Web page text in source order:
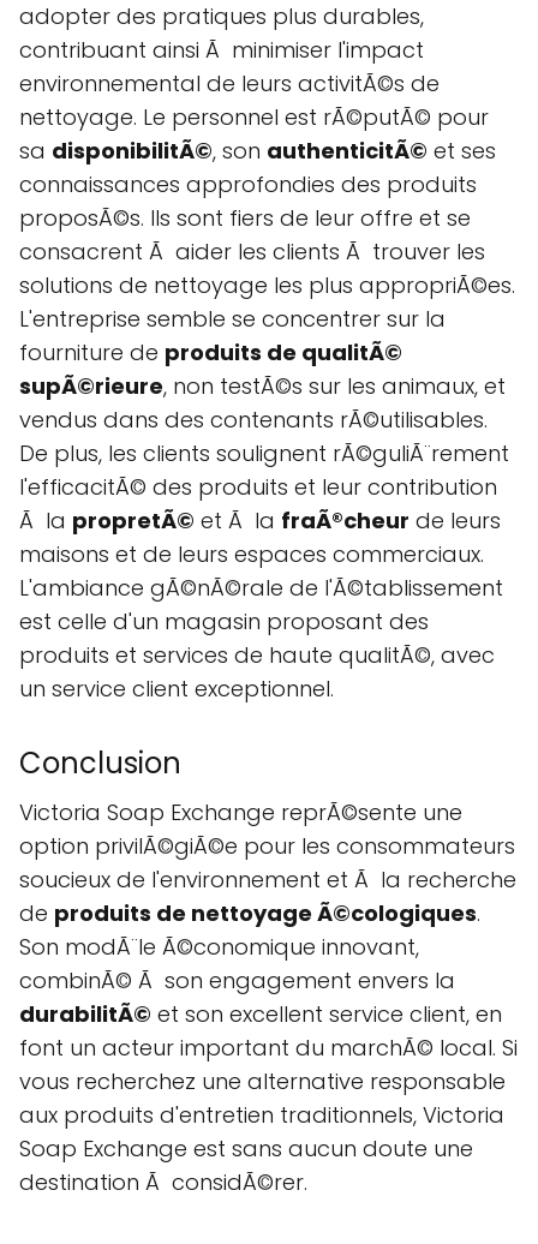
adopter des pratiques plus durables,
contribuant ainsi Ã minimiser l'impact
environnemental de leurs activitÃ©s de
nettoyage. Le personnel est rÃ©putÃ© pour
sa disponibilitÃ©, son authenticitÃ© et ses
connaissances approfondies des produits
proposÃ©s. Ils sont fiers de leur offre et se
consacrent Ã aider les clients Ã trouver les
solutions de nettoyage les plus appropriÃ©es.
L'entreprise semble se concentrer sur la
fourniture de produits de qualitÃ©
supÃ©rieure, non testÃ©s sur les animaux, et
vendus dans des contenants rÃ©utilisables.
De plus, les clients soulignent rÃ©guliÃ¨rement
l'efficacitÃ© des produits et leur contribution
Ã la propretÃ© et Ã la fraÃ®cheur de leurs
maisons et de leurs espaces commerciaux.
L'ambiance gÃ©nÃ©rale de l'Ã©tablissement
est celle d'un magasin proposant des
produits et services de haute qualitÃ©, avec
un service client exceptionnel.
Conclusion
Victoria Soap Exchange reprÃ©sente une
option privilÃ©giÃ©e pour les consommateurs
soucieux de l'environnement et Ã la recherche
de produits de nettoyage Ã©cologiques.
Son modÃ¨le Ã©conomique innovant,
combinÃ© Ã son engagement envers la
durabilitÃ© et son excellent service client, en
font un acteur important du marchÃ© local. Si
vous recherchez une alternative responsable
aux produits d'entretien traditionnels, Victoria
Soap Exchange est sans aucun doute une
destination Ã considÃ©rer.